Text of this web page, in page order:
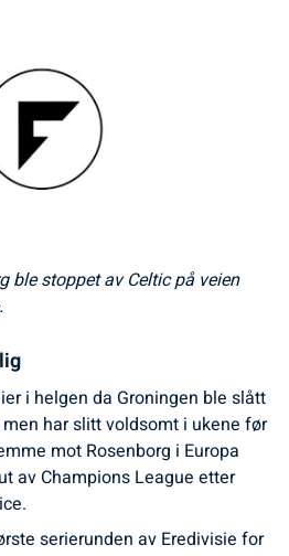
ble stoppet av Celtic på veien
i helgen da Groningen ble slått
har slitt voldsomt i ukene før
mot Rosenborg i Europa
av Champions League etter
serierunden av Eredivisie for